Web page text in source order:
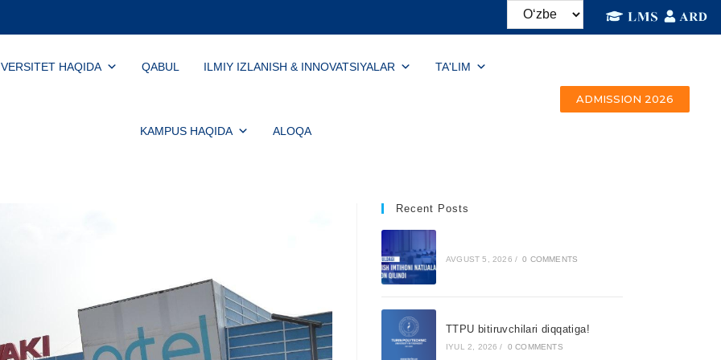
HAQIDA QABUL ILMIY IZLANISH & INNOVATSIYALAR TA'LIM
KAMPUS HAQIDA ALOQA
ADMISSION 2026
Recent Posts
AVGUST 5, 2026 / 0 COMMENTS
TTPU bitiruvchilari diqqatiga!
IYUL 2, 2026 / 0 COMMENTS